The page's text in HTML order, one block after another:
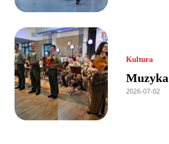
Kultura
2026-07-02